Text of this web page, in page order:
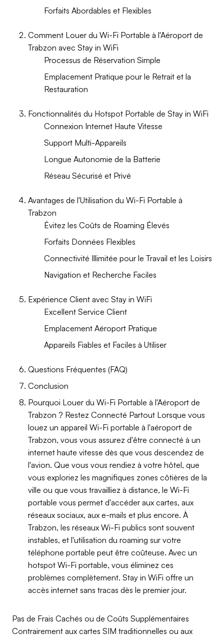
Forfaits Abordables et Flexibles
Comment Louer du Wi-Fi Portable à l'Aéroport de
Trabzon avec Stay in WiFi
Processus de Réservation Simple
Emplacement Pratique pour le Retrait et la
Restauration
Fonctionnalités du Hotspot Portable de Stay in WiFi
Connexion Internet Haute Vitesse
Support Multi-Appareils
Longue Autonomie de la Batterie
Réseau Sécurisé et Privé
Avantages de l'Utilisation du Wi-Fi Portable à
Trabzon
Évitez les Coûts de Roaming Élevés
Forfaits Données Flexibles
Connectivité Illimitée pour le Travail et les Loisirs
Navigation et Recherche Faciles
Expérience Client avec Stay in WiFi
Excellent Service Client
Emplacement Aéroport Pratique
Appareils Fiables et Faciles à Utiliser
Questions Fréquentes (FAQ)
Conclusion
Pourquoi Louer du Wi-Fi Portable à l'Aéroport de
Trabzon ? Restez Connecté Partout Lorsque vous
louez un appareil Wi-Fi portable à l'aéroport de
Trabzon, vous vous assurez d'être connecté à un
internet haute vitesse dès que vous descendez de
l'avion. Que vous vous rendiez à votre hôtel, que
vous exploriez les magnifiques zones côtières de la
ville ou que vous travailliez à distance, le Wi-Fi
portable vous permet d'accéder aux cartes, aux
réseaux sociaux, aux e-mails et plus encore. À
Trabzon, les réseaux Wi-Fi publics sont souvent
instables, et l'utilisation du roaming sur votre
téléphone portable peut être coûteuse. Avec un
hotspot Wi-Fi portable, vous éliminez ces
problèmes complètement. Stay in WiFi offre un
accès internet sans tracas dès le premier jour.
Pas de Frais Cachés ou de Coûts Supplémentaires
Contrairement aux cartes SIM traditionnelles ou aux